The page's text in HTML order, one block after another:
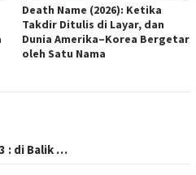
Death Name (2026): Ketika
Takdir Ditulis di Layar, dan
Dunia Amerika–Korea Bergetar
oleh Satu Nama
: di Balik …